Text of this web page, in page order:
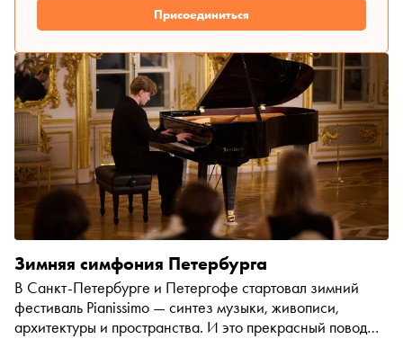
Присоединиться
Зимняя симфония Петербурга
В Санкт-Петербурге и Петергофе стартовал зимний
фестиваль Pianissimo — синтез музыки, живописи,
архитектуры и пространства. И это прекрасный повод